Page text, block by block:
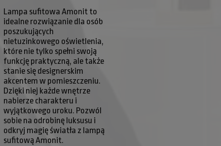
Lampa sufitowa Amonit to
idealne rozwiązanie dla osób
poszukujących
nietuzinkowego oświetlenia,
które nie tylko spełni swoją
funkcję praktyczną, ale także
stanie się designerskim
akcentem w pomieszczeniu.
Dzięki niej każde wnętrze
nabierze charakteru i
wyjątkowego uroku. Pozwól
sobie na odrobinę luksusu i
odkryj magię światła z lampą
sufitową Amonit.